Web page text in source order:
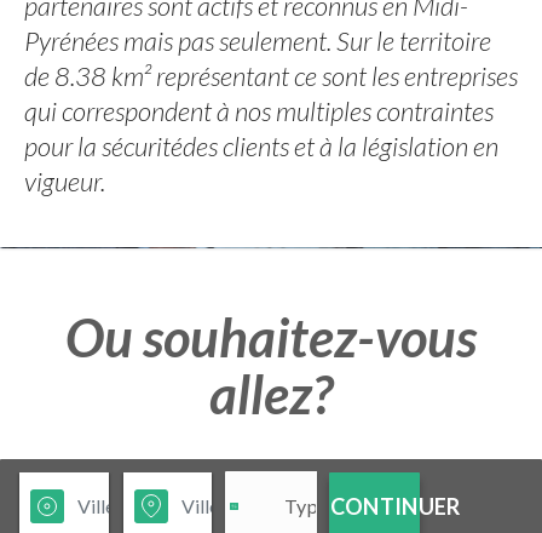
Pyrénées mais pas seulement. Sur le territoire
de 8.38 km² représentant ce sont les entreprises
qui correspondent à nos multiples contraintes
pour la sécuritédes clients et à la législation en
vigueur.
Ou souhaitez-vous
allez?
CONTINUER